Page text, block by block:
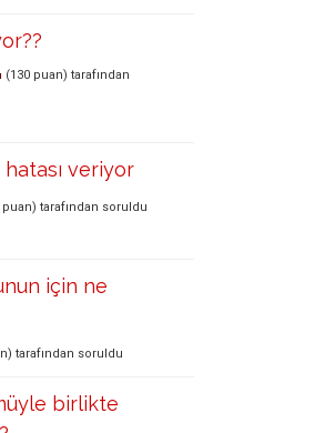
(130 puan) tarafından
veriyor
puan) tarafından soruldu
için ne
tarafından soruldu
birlikte